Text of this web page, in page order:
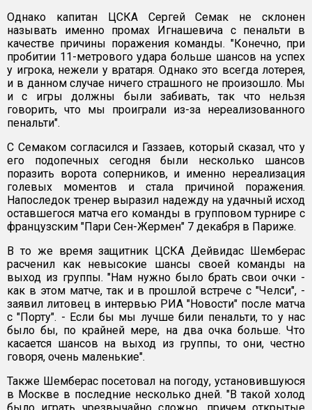
Однако капитан ЦСКА Сергей Семак не склонен
называть именно промах Игнашевича с пенальти в
качестве причины поражения команды. "Конечно, при
пробитии 11-метрового удара больше шансов на успех
у игрока, нежели у вратаря. Однако это всегда лотерея,
и в данном случае ничего страшного не произошло. Мы
и с игры должны были забивать, так что нельзя
говорить, что мы проиграли из-за нереализованного
пенальти".
С Семаком согласился и Газзаев, который сказал, что у
его подопечных сегодня были несколько шансов
поразить ворота соперников, и именно нереализация
голевых моментов и стала причиной поражения.
Напоследок тренер выразил надежду на удачный исход
оставшегося матча его команды в групповом турнире с
французским "Пари Сен-Жермен" 7 декабря в Париже.
В то же время защитник ЦСКА Дейвидас Шемберас
расченил как невысокие шансы своей команды на
выход из группы. "Нам нужно было брать свои очки -
как в этом матче, так и в прошлой встрече с "Челси", -
заявил литовец в интервью РИА "Новости" после матча
с "Порту". - Если бы мы лучше били пенальти, то у нас
было бы, по крайней мере, на два очка больше. Что
касается шансов на выход из группы, то они, честно
говоря, очень маленькие".
Также Шемберас посетовал на погоду, установившуюся
в Москве в последние несколько дней. "В такой холод
было играть чрезвычайно сложно, причем открытые